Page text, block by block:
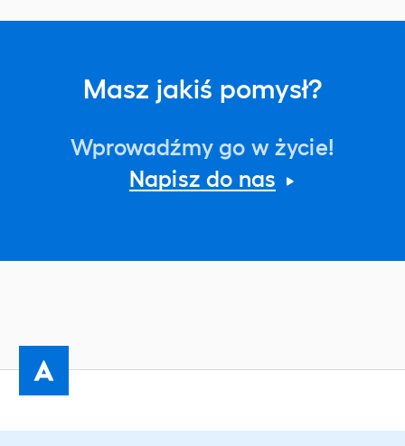
Masz jakiś pomysł?
Wprowadźmy go w życie!
Napisz do nas